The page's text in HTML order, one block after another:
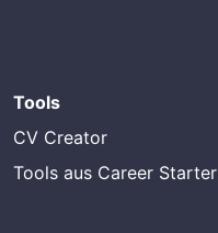
Tools
CV Creator
Tools aus Career Starter